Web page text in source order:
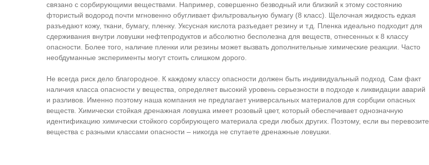
связано с сорбирующими веществами. Например, совершенно безводный или близкий к этому состоянию
фтористый водород почти мгновенно обугливает фильтровальную бумагу (8 класс). Щелочная жидкость едкая
разъедают кожу, ткани, бумагу, пленку. Уксусная кислота разъедает резину и т.д. Пленка идеально подходит для
сдерживания внутри ловушки нефтепродуктов и абсолютно бесполезна для веществ, отнесенных к 8 классу
опасности. Более того, наличие пленки или резины может вызвать дополнительные химические реакции. Часто
необдуманные эксперименты могут стоить слишком дорого.
Не всегда риск дело благородное. К каждому классу опасности должен быть индивидуальный подход. Сам факт
наличия класса опасности у вещества, определяет высокий уровень серьезности в подходе к ликвидации аварий
и разливов. Именно поэтому наша компания не предлагает универсальных материалов для сорбции опасных
веществ. Химически стойкая дренажная ловушка имеет розовый цвет, который обеспечивает однозначную
идентификацию химически стойкого сорбирующего материала среди любых других. Поэтому, если вы перевозите
вещества с разными классами опасности – никогда не спутаете дренажные ловушки.